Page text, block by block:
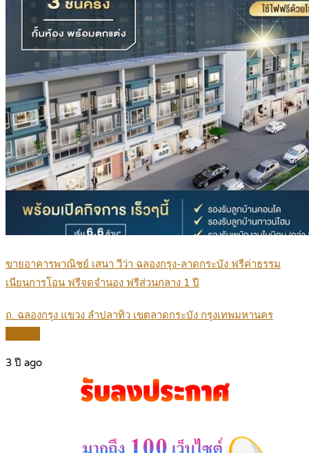
ขายอาคารพาณิชย์ เสนา วีว่า ฉลองกรุง-ลาดกระบัง ฟรีค่าธรรม
เนียนการโอน ฟรีจดจำนอง ฟรีส่วนกลาง 1 ปี
ถ. ฉลองกรุง แขวง ลำปลาทิว เขตลาดกระบัง กรุงเทพมหานคร
3 ปี ago